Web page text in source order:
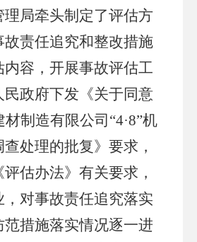
理局牵头制定了评估方
故责任追究和整改措施
容，开展事故评估工
民政府下发 《关于同意
材制造有限公司 “4·8”机
处理的批复》 要求，
估办法》有关要求，
对事故责任追究落实
措施落实情况逐一进